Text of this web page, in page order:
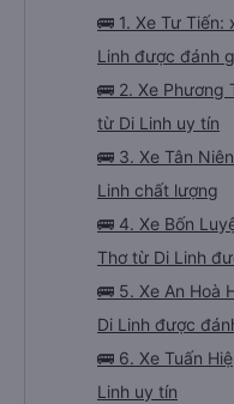
🚌 1. Xe Tư Tiến:
Linh được đánh
🚌 2. Xe Phương
từ Di Linh uy tín
🚌 3. Xe Tân
Linh chất lượng
🚌 4. Xe Bốn
Thơ từ Di Linh
🚌 5. Xe An Hoà
Di Linh được
🚌 6. Xe Tuấn
Linh uy tín